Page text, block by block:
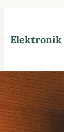
Elektronik